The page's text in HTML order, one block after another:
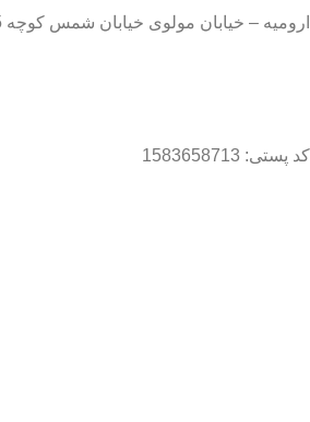
ارومیه – خیابان مولوی خیابان شمس کوچه 5 پلاک 7
کد پستی: 1583658713